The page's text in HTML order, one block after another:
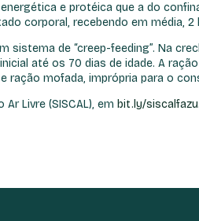
e protéica que a do
corporal, recebendo em média,
de “creep-feeding”. Na
até os 70 dias de idade. A
mofada, imprópria para o
Livre (SISCAL), em bit.ly/siscalfazu.